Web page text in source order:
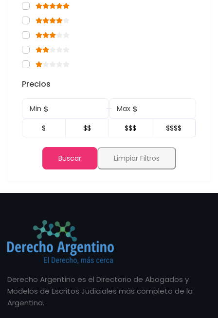
Precios
Min $ Max $
$ $$ $$$ $$$$
Buscar Limpiar Filtros
Derecho Argentino es el Directorio de Abogados y
Modelos de Escritos Judiciales más completo de la
Argentina.